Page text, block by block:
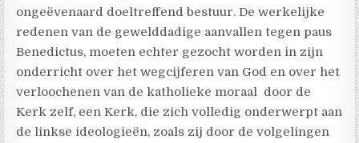
ongeëvenaard doeltreffend bestuur. De werkelijke
redenen van de gewelddadige aanvallen tegen paus
Benedictus, moeten echter gezocht worden in zijn
onderricht over het wegcijferen van God en over het
verloochenen van de katholieke moraal door de
Kerk zelf, een Kerk, die zich volledig onderwerpt aan
de linkse ideologieën, zoals zij door de volgelingen